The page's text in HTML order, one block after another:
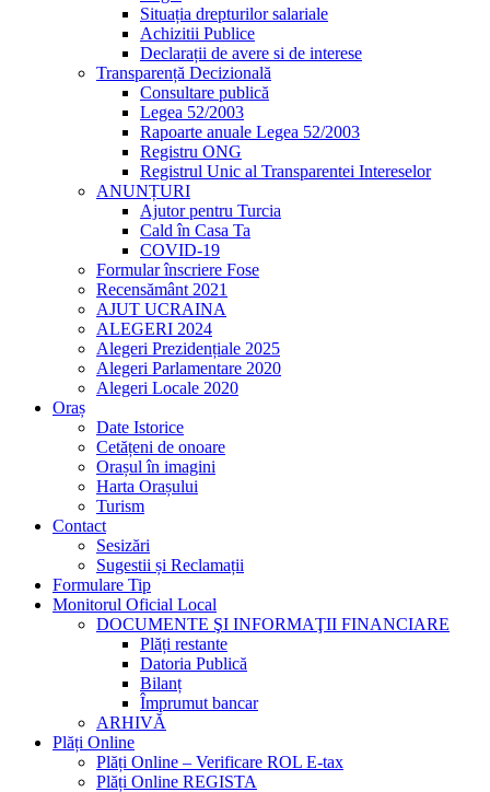
Situația drepturilor salariale
Achizitii Publice
Declarații de avere si de interese
Transparență Decizională
Consultare publică
Legea 52/2003
Rapoarte anuale Legea 52/2003
Registru ONG
Registrul Unic al Transparentei Intereselor
ANUNȚURI
Ajutor pentru Turcia
Cald în Casa Ta
COVID-19
Formular înscriere Fose
Recensământ 2021
AJUT UCRAINA
ALEGERI 2024
Alegeri Prezidențiale 2025
Alegeri Parlamentare 2020
Alegeri Locale 2020
Oraș
Date Istorice
Cetățeni de onoare
Orașul în imagini
Harta Orașului
Turism
Contact
Sesizări
Sugestii și Reclamații
Formulare Tip
Monitorul Oficial Local
DOCUMENTE ŞI INFORMAŢII FINANCIARE
Plăți restante
Datoria Publică
Bilanț
Împrumut bancar
ARHIVĂ
Plăți Online
Plăți Online – Verificare ROL E-tax
Plăți Online REGISTA